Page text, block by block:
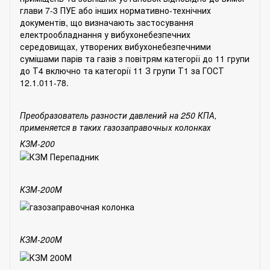
глави 7-3 ПУЕ або інших нормативно-технічних
документів, що визначають застосування
електрообладнання у вибухонебезпечних
середовищах, утворених вибухонебезпечними
сумішами парів та газів з повітрям категорії до 11 групи
до Т4 включно та категорії 11 З групи Т1 за ГОСТ
12.1.011-78.
Преобразователь разности давлений на 250 КПА,
применяется в таких газозаправочных колонках
КЗМ-200
КЗМ-200М
КЗМ-200М